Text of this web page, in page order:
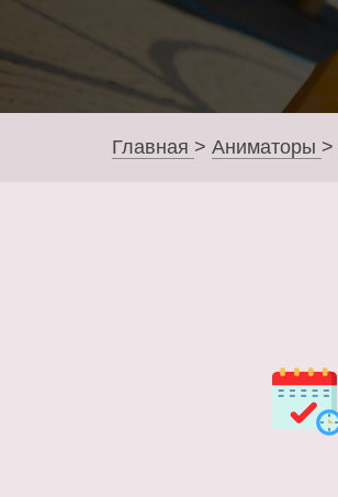
Главная > Аниматоры >